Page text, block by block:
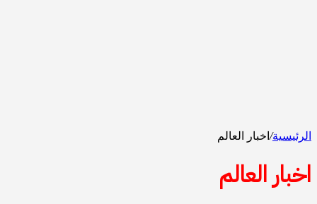
الرئيسية/ اخبار العالم
اخبار العالم